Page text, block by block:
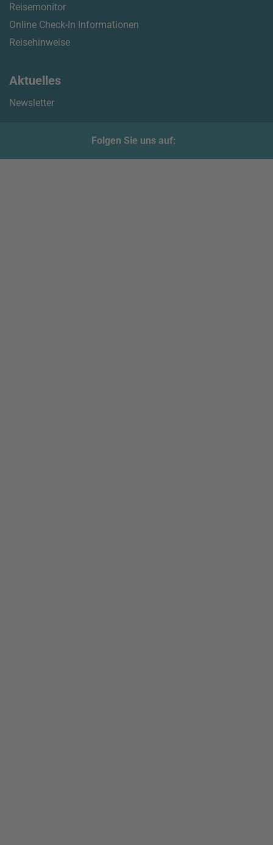
Reisemonitor
Online Check-In Informationen
Reisehinweise
Aktuelles
Newsletter
Folgen Sie uns auf: